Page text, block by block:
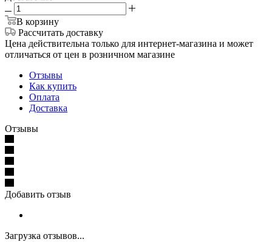
В корзину
Рассчитать доставку
Цена действительна только для интернет-магазина и может
отличаться от цен в розничном магазине
Отзывы
Как купить
Оплата
Доставка
Отзывы
Добавить отзыв
Загрузка отзывов...